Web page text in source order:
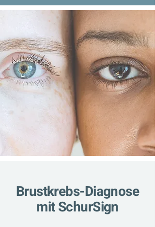
Brustkrebs-Diagnose
mit SchurSign